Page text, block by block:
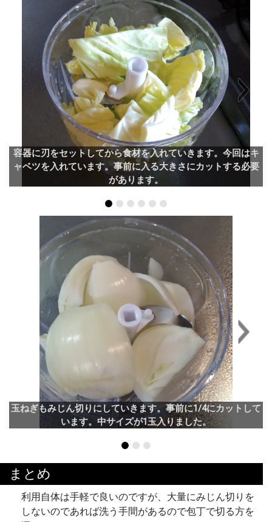
容器に刃をセットしてから食材を入れていきます。今回はキ
ャベツを入れています。事前に入る大きさにカットする必要
があります。
Next
玉ねぎもみじん切りにしていきます。事前に1/4にカットして
います。中サイズが1玉入りました。
Next
まとめ
利用自体は手軽で良いのですが、大量にみじん切りを
しないのであれば洗う手間があるので包丁で切る方を